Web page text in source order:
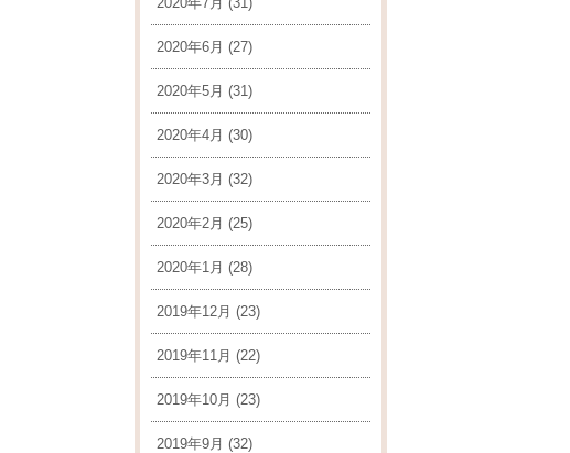
2020年6月 (27)
2020年5月 (31)
2020年4月 (30)
2020年3月 (32)
2020年2月 (25)
2020年1月 (28)
2019年12月 (23)
2019年11月 (22)
2019年10月 (23)
2019年9月 (32)